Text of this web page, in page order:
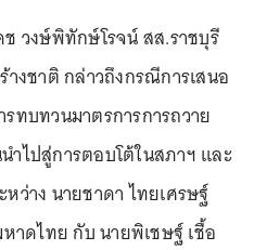
วงษ์พิทักษ์โรจน์ สส.ราชบุรี
งชาติ กล่าวถึงกรณีการเสนอ
ทบทวนมาตรการการถวาย
ไปสู่การตอบโต้ในสภาฯ และ
ว่าง นายชาดา ไทยเศรษฐ์
าดไทย กับ นายพิเชษฐ์ เชื้อ